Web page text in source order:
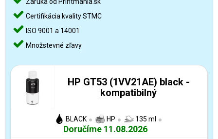
Certifikácia kvality STMC
ISO 9001 a 14001
Množstevné zľavy
HP GT53 (1VV21AE) black -
kompatibilný
BLACK HP 135 ml
Doručíme 11.08.2026